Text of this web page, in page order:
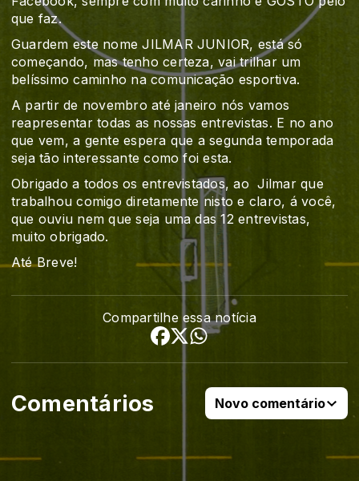
que faz.
Guardem este nome JILMAR JUNIOR, está só
começando, mas tenho certeza, vai trilhar um
belíssimo caminho na comunicação esportiva.
A partir de novembro até janeiro nós vamos
reapresentar todas as nossas entrevistas. E no ano
que vem, a gente espera que a segunda temporada
seja tão interessante como foi esta.
Obrigado a todos os entrevistados, ao Jilmar que
trabalhou comigo diretamente nisto e claro, á você,
que ouviu nem que seja uma das 12 entrevistas,
muito obrigado.
Até Breve!
Compartilhe essa notícia
Comentários Novo comentário